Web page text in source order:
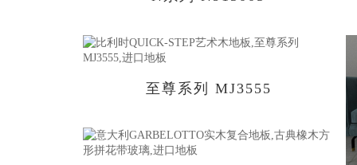
至尊系列 MJ3555